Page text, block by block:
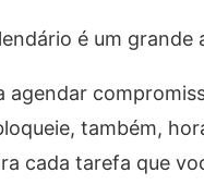
é um grande
agendar
também,
cada tarefa que